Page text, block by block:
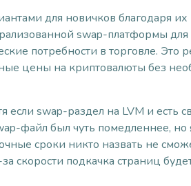
для новичков благодаря
swap-платформы
потребности в торговле. Это
цены на криптовалюты без
если swap-раздел на LVM и есть
файл был чуть помедленнее, но
сроки никто назвать не
скорости подкачка страниц